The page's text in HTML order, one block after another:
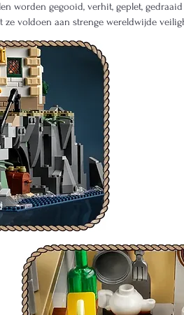
worden gegooid, verhit, geplet,
ze voldoen aan strenge wereldwijde